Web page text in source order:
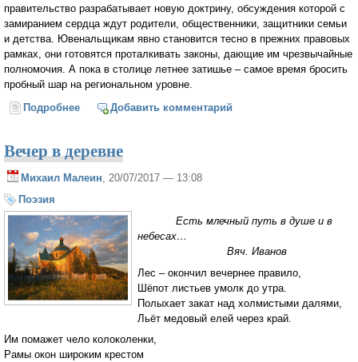
правительство разрабатывает новую доктрину, обсуждения которой с
замиранием сердца ждут родители, общественники, защитники семьи
и детства. Ювенальщикам явно становится тесно в прежних правовых
рамках, они готовятся проталкивать законы, дающие им чрезвычайные
полномочия. А пока в столице летнее затишье – самое время бросить
пробный шар на региональном уровне.
Подробнее о «Возьмите вещи, которые пахнут мамой…»
Добавить комментарий
Вечер в деревне
Михаил Малеин, 20/07/2017 — 13:08
Поэзия
Есть млечный путь в душе и в
небесах…
Вяч. Иванов
Лес – окончил вечернее правило,
Шёпот листьев умолк до утра.
Полыхает закат над холмистыми далями,
Льёт медовый елей через край.
Им помажет чело колоколенки,
Рамы окон широким крестом